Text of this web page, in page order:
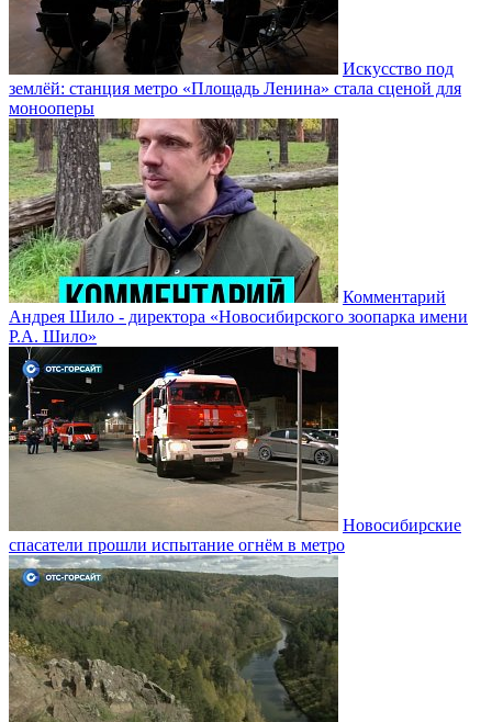
Искусство под
землёй: станция метро «Площадь Ленина» стала сценой для
монооперы
Комментарий
Андрея Шило - директора «Новосибирского зоопарка имени
Р.А. Шило»
Новосибирские
спасатели прошли испытание огнём в метро